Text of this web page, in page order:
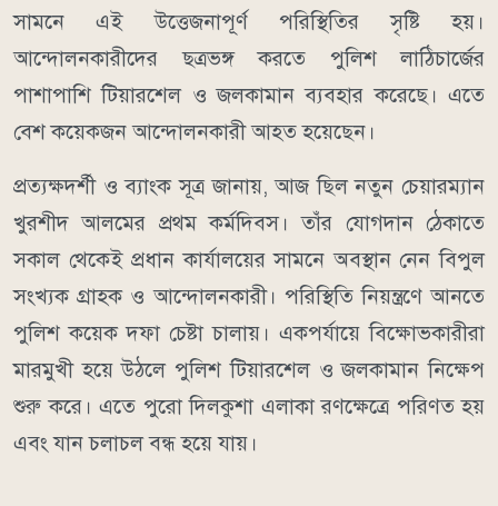
সামনে এই উত্তেজনাপূর্ণ পরিস্থিতির সৃষ্টি হয়।
আন্দোলনকারীদের ছত্রভঙ্গ করতে পুলিশ লাঠিচার্জের
পাশাপাশি টিয়ারশেল ও জলকামান ব্যবহার করেছে। এতে
বেশ কয়েকজন আন্দোলনকারী আহত হয়েছেন।
প্রত্যক্ষদর্শী ও ব্যাংক সূত্র জানায়, আজ ছিল নতুন চেয়ারম্যান
খুরশীদ আলমের প্রথম কর্মদিবস। তাঁর যোগদান ঠেকাতে
সকাল থেকেই প্রধান কার্যালয়ের সামনে অবস্থান নেন বিপুল
সংখ্যক গ্রাহক ও আন্দোলনকারী। পরিস্থিতি নিয়ন্ত্রণে আনতে
পুলিশ কয়েক দফা চেষ্টা চালায়। একপর্যায়ে বিক্ষোভকারীরা
মারমুখী হয়ে উঠলে পুলিশ টিয়ারশেল ও জলকামান নিক্ষেপ
শুরু করে। এতে পুরো দিলকুশা এলাকা রণক্ষেত্রে পরিণত হয়
এবং যান চলাচল বন্ধ হয়ে যায়।